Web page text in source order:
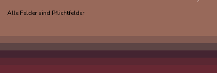
Alle Felder sind Pflichtfelder